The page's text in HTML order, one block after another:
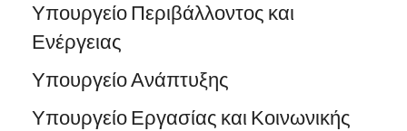
Υπουργείο Περιβάλλοντος και
Ενέργειας
Υπουργείο Ανάπτυξης
Υπουργείο Εργασίας και Κοινωνικής